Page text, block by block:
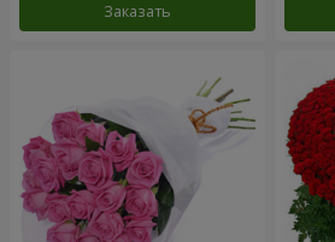
Заказать